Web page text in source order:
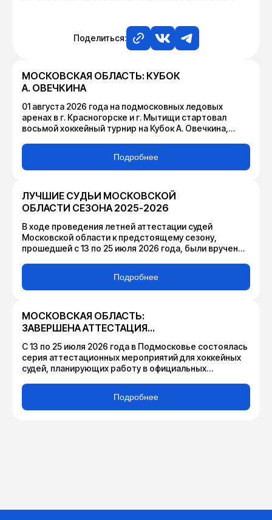
Поделиться:
МОСКОВСКАЯ ОБЛАСТЬ: КУБОК
А. ОВЕЧКИНА
01 августа 2026 года на подмосковных ледовых
аренах в г. Красногорске и г. Мытищи стартовал
восьмой хоккейный турнир на Кубок А. Овечкина,
культуры и спорта Московской области и ГАУ МО
«Дирекция по организации и проведению
спортивных мероприятий» при содействии
хоккея России.
Подробнее
ЛУЧШИЕ СУДЬИ МОСКОВСКОЙ
ОБЛАСТИ СЕЗОНА 2025-2026
В ходе проведения летней аттестации судей
Московской области к предстоящему сезону,
прошедшей с 13 по 25 июля 2026 года, были вручены
лучшими в своих амплуа по итогам сезона 2025-2026.
Подробнее
МОСКОВСКАЯ ОБЛАСТЬ:
ЗАВЕРШЕНА АТТЕСТАЦИЯ
С 13 по 25 июля 2026 года в Подмосковье состоялась
серия аттестационных мероприятий для хоккейных
судей, планирующих работу в официальных
Московской области в сезоне 2026-2027.
Подробнее